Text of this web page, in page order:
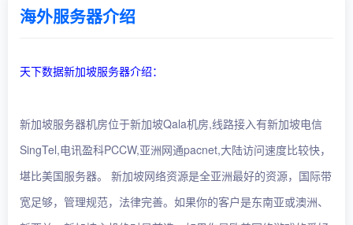
海外服务器介绍
天下数据新加坡服务器介绍：
新加坡服务器机房位于新加坡Qala机房,线路接入有新加坡电信
SingTel,电讯盈科PCCW,亚洲网通pacnet,大陆访问速度比较快，
堪比美国服务器。 新加坡网络资源是全亚洲最好的资源，国际带
宽足够，管理规范，法律完善。如果你的客户是东南亚或澳洲、